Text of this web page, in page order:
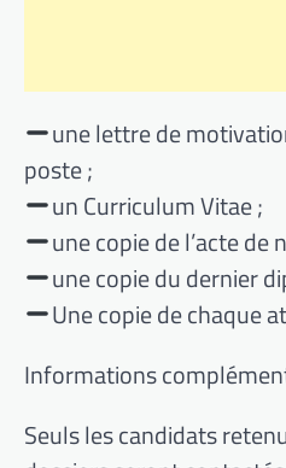
une lettre de
poste ;
un Curriculum Vitae ;
une copie de l’acte de
une copie du dernier
Une copie de chaque
Informations
Seuls les candidats